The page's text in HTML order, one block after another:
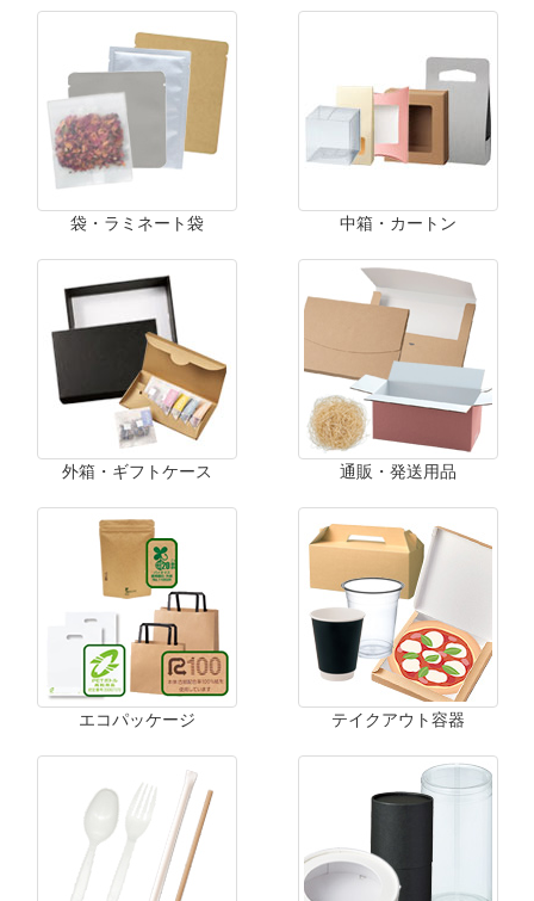
袋・ラミネート袋 中箱・カートン
外箱・ギフトケース 通販・発送用品
エコパッケージ テイクアウト容器